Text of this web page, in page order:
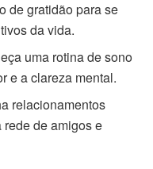
de gratidão para se
da vida.
uma rotina de sono
e a clareza mental.
relacionamentos
de amigos e